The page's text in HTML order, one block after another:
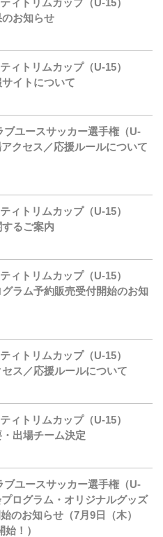
お知らせ
ィトリムカップ（U-15）
イトについて
ブユースサッカー選手権（U-
クセス／応援ルールについて
ィトリムカップ（U-15）
るご案内
ィトリムカップ（U-15）
ラム予約販売受付開始のお知
ィトリムカップ（U-15）
ス／応援ルールについて
ィトリムカップ（U-15）
出場チーム決定
ブユースサッカー選手権（U-
ログラム・オリジナルグッズ
のお知らせ（7月9日（木）
！）